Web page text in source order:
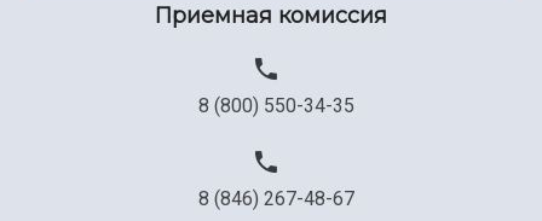
Приемная комиссия
8 (800) 550-34-35
8 (846) 267-48-67